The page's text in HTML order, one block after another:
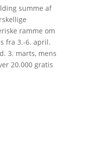
summe af
ramme om
fra 3.-6. april.
3. marts, mens
20.000 gratis